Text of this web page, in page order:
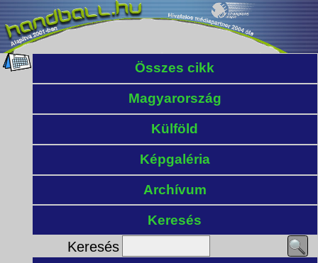
Összes cikk
Magyarország
Külföld
Képgaléria
Archívum
Keresés
Keresés